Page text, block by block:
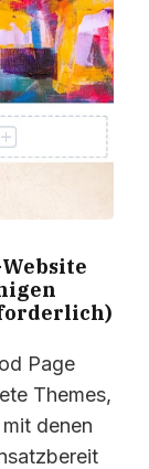
Page
Themes,
denen